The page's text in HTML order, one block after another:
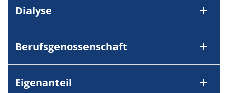
Dialyse
Berufsgenossenschaft
Eigenanteil